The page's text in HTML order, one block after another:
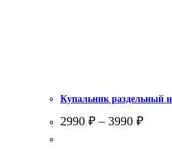
Купальник раздельный
2990 ₽ – 3990 ₽